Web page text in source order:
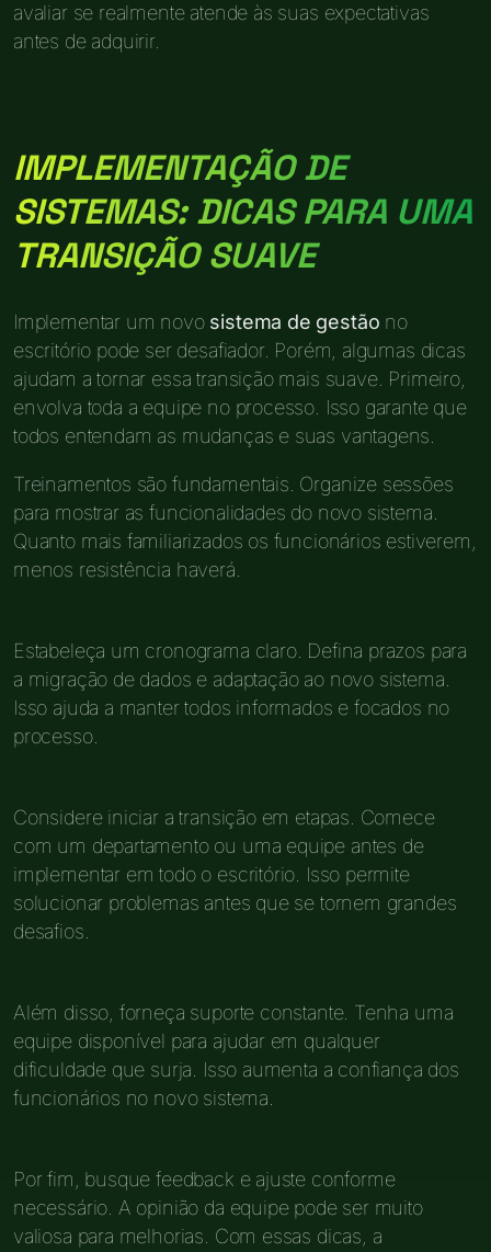
avaliar se realmente atende às suas expectativas
antes de adquirir.
IMPLEMENTAÇÃO DE
SISTEMAS: DICAS PARA UMA
TRANSIÇÃO SUAVE
Implementar um novo sistema de gestão no
escritório pode ser desafiador. Porém, algumas dicas
ajudam a tornar essa transição mais suave. Primeiro,
envolva toda a equipe no processo. Isso garante que
todos entendam as mudanças e suas vantagens.
Treinamentos são fundamentais. Organize sessões
para mostrar as funcionalidades do novo sistema.
Quanto mais familiarizados os funcionários estiverem,
menos resistência haverá.
Estabeleça um cronograma claro. Defina prazos para
a migração de dados e adaptação ao novo sistema.
Isso ajuda a manter todos informados e focados no
processo.
Considere iniciar a transição em etapas. Comece
com um departamento ou uma equipe antes de
implementar em todo o escritório. Isso permite
solucionar problemas antes que se tornem grandes
desafios.
Além disso, forneça suporte constante. Tenha uma
equipe disponível para ajudar em qualquer
dificuldade que surja. Isso aumenta a confiança dos
funcionários no novo sistema.
Por fim, busque feedback e ajuste conforme
necessário. A opinião da equipe pode ser muito
valiosa para melhorias. Com essas dicas, a